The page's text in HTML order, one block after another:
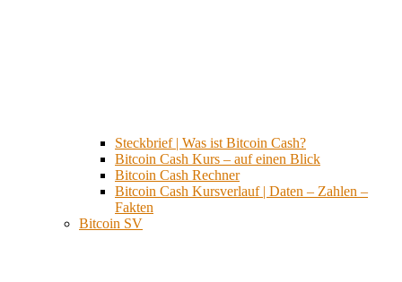
Steckbrief | Was ist Bitcoin Cash?
Bitcoin Cash Kurs – auf einen Blick
Bitcoin Cash Rechner
Bitcoin Cash Kursverlauf | Daten – Zahlen –
Fakten
Bitcoin SV